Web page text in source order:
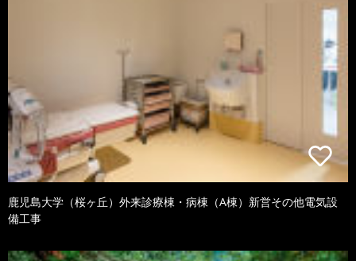
鹿児島大学（桜ヶ丘）外来診療棟・病棟（A棟）新営その他電気設
備工事